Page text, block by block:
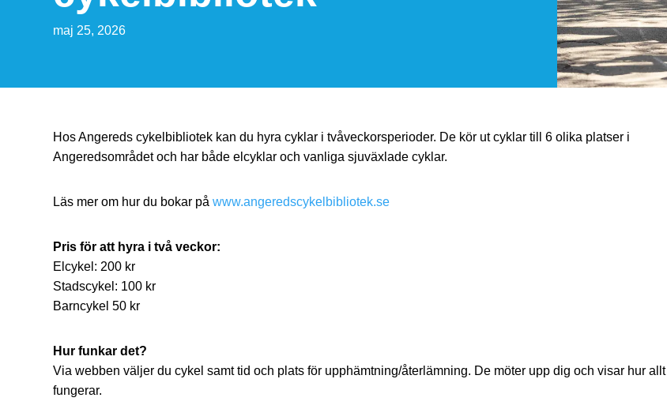
maj 25, 2026
Hos Angereds cykelbibliotek kan du hyra cyklar i tvåveckorsperioder. De kör ut cyklar till 6 olika platser i
Angeredsområdet och har både elcyklar och vanliga sjuväxlade cyklar.
Läs mer om hur du bokar påwww.angeredscykelbibliotek.se
Pris för att hyra i två veckor:
Elcykel: 200 kr
Stadscykel: 100 kr
Barncykel 50 kr
Hur funkar det?
Via webben väljer du cykel samt tid och plats för upphämtning/återlämning. De möter upp dig och visar hur allt
fungerar.